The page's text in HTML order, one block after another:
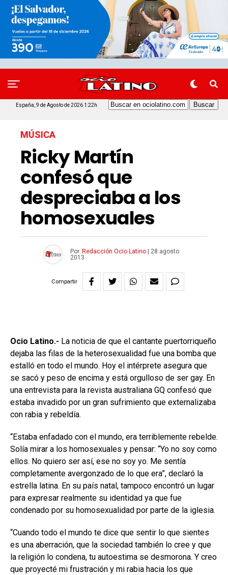
España, 9 de Agosto de 2026 1:22h
MÚSICA
Ricky Martín
confesó que
despreciaba a los
homosexuales
Por Redacción Ocio Latino|
28 agosto
2013
Compartir
Ocio Latino.- La noticia de que el cantante puertorriqueño
dejaba las filas de la heterosexualidad fue una bomba que
estalló en todo el mundo. Hoy el intérprete asegura que
se sacó y peso de encima y está orgulloso de ser gay. En
una entrevista para la revista australiana GQ confesó que
estaba invadido por un gran sufrimiento que externalizaba
con rabia y rebeldía.
“Estaba enfadado con el mundo, era terriblemente rebelde.
Solía mirar a los homosexuales y pensar: “Yo no soy como
ellos. No quiero ser así, ese no soy yo. Me sentía
completamente avergonzado de lo que era”, declaró la
estrella latina. En su país natal, tampoco encontró un lugar
para expresar realmente su identidad ya que fue
condenado por su homosexualidad por parte de la iglesia.
“Cuando todo el mundo te dice que sentir lo que sientes
es una aberración, que la sociedad también lo cree y que
la religión lo condena, tu autoestima se desmorona. Y creo
que proyecté mi frustración y mi rabia hacia los que